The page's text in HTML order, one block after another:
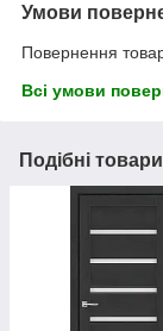
Умови
Повернення
Всі умови
Подібні